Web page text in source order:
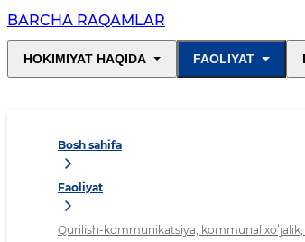
BARCHA RAQAMLAR
HOKIMIYAT HAQIDA FAOLIYAT
Bosh sahifa
Faoliyat
Qurilish-kommunikatsiya, kommunal